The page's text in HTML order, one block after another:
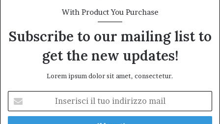
With Product You Purchase
Subscribe to our mailing list to
get the new updates!
Lorem ipsum dolor sit amet, consectetur.
tuo